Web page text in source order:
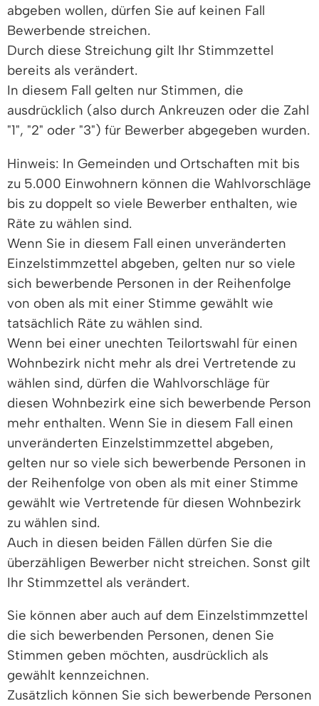
abgeben wollen, dürfen Sie auf keinen Fall
Bewerbende streichen.
Durch diese Streichung gilt Ihr Stimmzettel
bereits als verändert.
In diesem Fall gelten nur Stimmen, die
ausdrücklich (also durch Ankreuzen oder die Zahl
"1", "2" oder "3") für Bewerber abgegeben wurden.
Hinweis: In Gemeinden und Ortschaften mit bis
zu 5.000 Einwohnern können die Wahlvorschläge
bis zu doppelt so viele Bewerber enthalten, wie
Räte zu wählen sind.
Wenn Sie in diesem Fall einen unveränderten
Einzelstimmzettel abgeben, gelten nur so viele
sich bewerbende Personen in der Reihenfolge
von oben als mit einer Stimme gewählt wie
tatsächlich Räte zu wählen sind.
Wenn bei einer unechten Teilortswahl für einen
Wohnbezirk nicht mehr als drei Vertretende zu
wählen sind, dürfen die Wahlvorschläge für
diesen Wohnbezirk eine sich bewerbende Person
mehr enthalten. Wenn Sie in diesem Fall einen
unveränderten Einzelstimmzettel abgeben,
gelten nur so viele sich bewerbende Personen in
der Reihenfolge von oben als mit einer Stimme
gewählt wie Vertretende für diesen Wohnbezirk
zu wählen sind.
Auch in diesen beiden Fällen dürfen Sie die
überzähligen Bewerber nicht streichen. Sonst gilt
Ihr Stimmzettel als verändert.
Sie können aber auch auf dem Einzelstimmzettel
die sich bewerbenden Personen, denen Sie
Stimmen geben möchten, ausdrücklich als
gewählt kennzeichnen.
Zusätzlich können Sie sich bewerbende Personen